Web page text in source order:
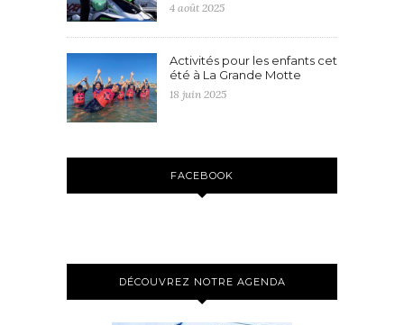
4 août 2025
Activités pour les enfants cet
été à La Grande Motte
18 juin 2025
FACEBOOK
DÉCOUVREZ NOTRE AGENDA